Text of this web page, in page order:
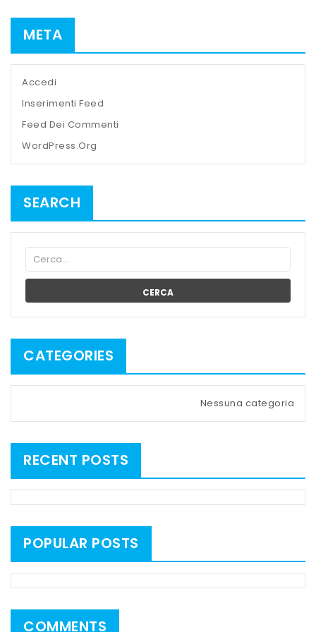
META
Accedi
Inserimenti Feed
Feed Dei Commenti
WordPress.org
SEARCH
CERCA
CATEGORIES
Nessuna categoria
RECENT POSTS
POPULAR POSTS
COMMENTS